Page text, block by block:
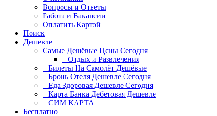
Вопросы и Ответы
Работа и Вакансии
Оплатить Картой
Поиск
Дешевле
Самые Дешёвые Цены Сегодня
Отдых и Развлечения
Билеты На Самолёт Дешёвые
Бронь Отеля Дешевле Сегодня
Еда Здоровая Дешевле Сегодня
Карта Банка Дебетовая Дешевле
СИМ КАРТА
Бесплатно